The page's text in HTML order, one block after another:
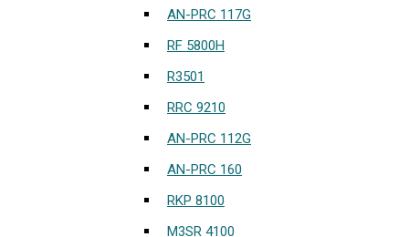
AN-PRC 117G
RF 5800H
R3501
RRC 9210
AN-PRC 112G
AN-PRC 160
RKP 8100
M3SR 4100